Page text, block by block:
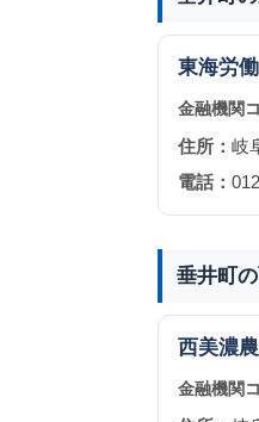
東海労
金融機関
住所： 岐
電話：
垂井町
西美濃
金融機関